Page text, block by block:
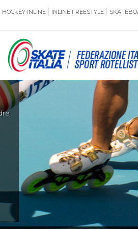
HOCKEY INLINE INLINE FREESTYLE
ANTIDOPING